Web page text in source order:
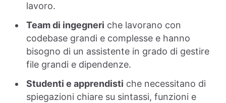
lavoro.
Team di ingegneri che lavorano con
codebase grandi e complesse e hanno
bisogno di un assistente in grado di gestire
file grandi e dipendenze.
Studenti e apprendisti che necessitano di
spiegazioni chiare su sintassi, funzioni e